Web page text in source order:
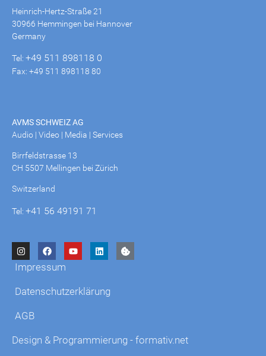
Heinrich-Hertz-Straße 21
30966 Hemmingen bei Hannover
Germany
Tel: +49 511 898118 0
Fax: +49 511 898118 80
AVMS SCHWEIZ AG
Audio | Video | Media | Services
Birrfeldstrasse 13
CH 5507 Mellingen bei Zürich
Switzerland
Tel: +41 56 49191 71
Impressum
Datenschutzerklärung
AGB
Design & Programmierung - formativ.net